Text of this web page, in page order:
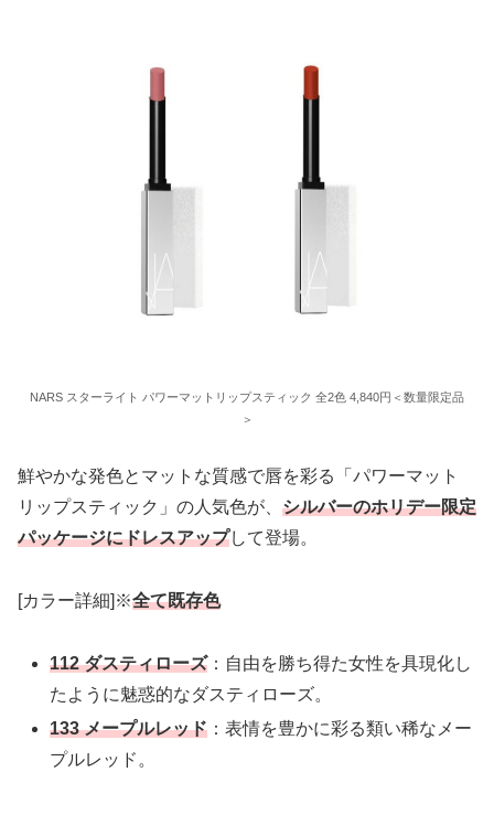
NARS スターライト パワーマットリップスティック 全2色 4,840円＜数量限定品
＞
鮮やかな発色とマットな質感で唇を彩る「パワーマット
リップスティック」の人気色が、 シルバーのホリデー限定
パッケージにドレスアップして登場。
[カラー詳細]※全て既存色
112 ダスティローズ：自由を勝ち得た女性を具現化し
たように魅惑的なダスティローズ。
133 メープルレッド ：表情を豊かに彩る類い稀なメー
プルレッド。